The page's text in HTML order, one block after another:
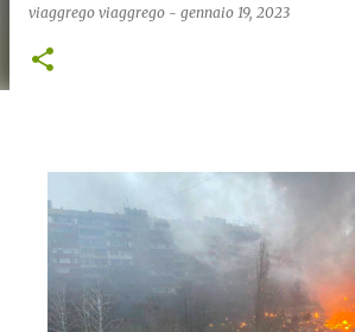
viaggrego viaggrego - gennaio 19, 2023